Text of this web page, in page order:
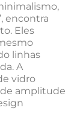
encontra
Eles
linhas
A
vidro
amplitude